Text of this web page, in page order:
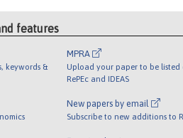
features
keywords &
MPRA
Upload your paper to be listed
RePEc and IDEAS
New papers by email
Subscribe to new additions to